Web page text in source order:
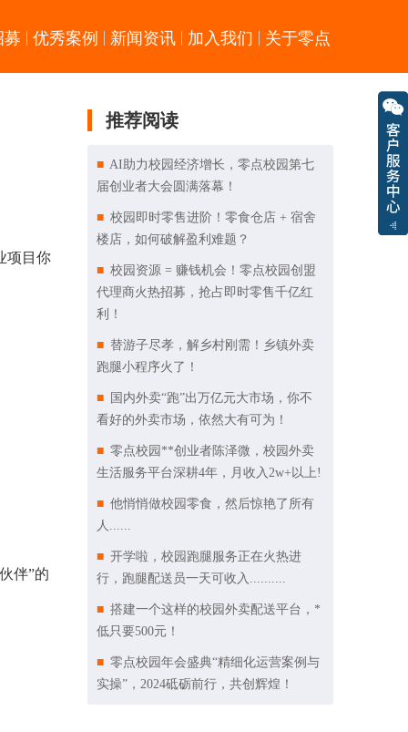
募 优秀案例 新闻资讯 加入我们 关于零点
项目你
伴”的
推荐阅读
AI助力校园经济增长，零点校园第七
届创业者大会圆满落幕！
校园即时零售进阶！零食仓店 + 宿舍
楼店，如何破解盈利难题？
校园资源 = 赚钱机会！零点校园创盟
代理商火热招募，抢占即时零售千亿红
利！
替游子尽孝，解乡村刚需！乡镇外卖
跑腿小程序火了！
国内外卖“跑”出万亿元大市场，你不
看好的外卖市场，依然大有可为！
零点校园**创业者陈泽微，校园外卖
生活服务平台深耕4年，月收入2w+以上!
他悄悄做校园零食，然后惊艳了所有
人......
开学啦，校园跑腿服务正在火热进
行，跑腿配送员一天可收入..........
搭建一个这样的校园外卖配送平台，*
低只要500元！
零点校园年会盛典“精细化运营案例与
实操”，2024砥砺前行，共创辉煌！